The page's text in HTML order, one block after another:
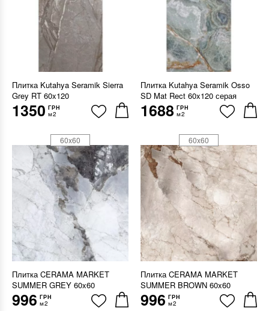
Плитка Kutahya Seramik Sierra
Grey RT 60x120
1350 ГРН
м2
Плитка Kutahya Seramik Osso
SD Mat Rect 60x120 серая
1688 ГРН
м2
Плитка CERAMA MARKET
SUMMER GREY 60x60
996 ГРН
м2
60x60
Плитка CERAMA MARKET
SUMMER BROWN 60x60
996 ГРН
м2
60x60